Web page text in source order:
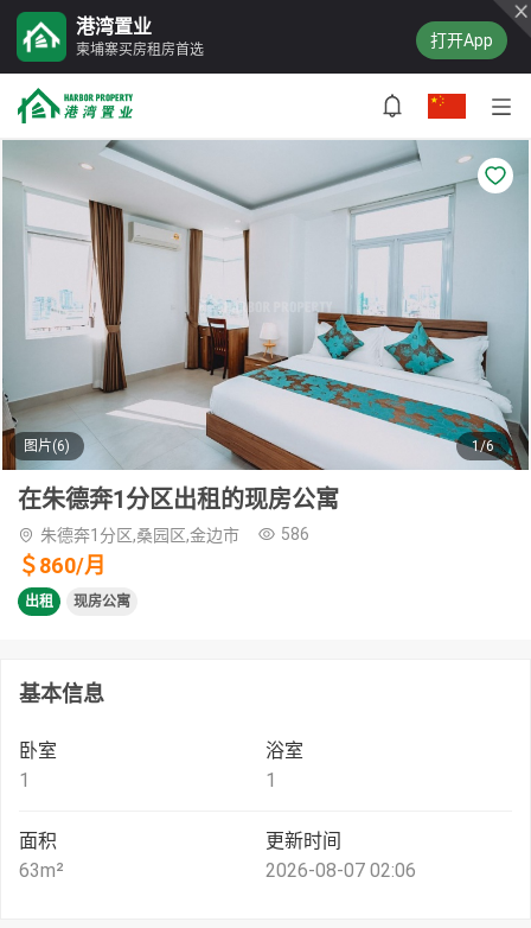
港湾置业
柬埔寨买房租房首选 打开App
图片(6) 1/6
在朱德奔1分区出租的现房公寓
朱德奔1分区,桑园区,金边市 586
＄860/月
出租 现房公寓
基本信息
卧室
1
浴室
1
面积
63m²
更新时间
2026-08-07 02:06